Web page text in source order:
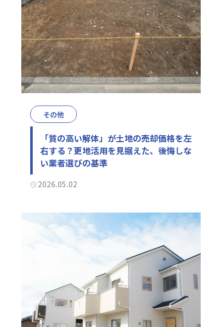
その他
「質の高い解体」が土地の売却価格を左
右する？更地活用を見据えた、後悔しな
い業者選びの基準
2026.05.02